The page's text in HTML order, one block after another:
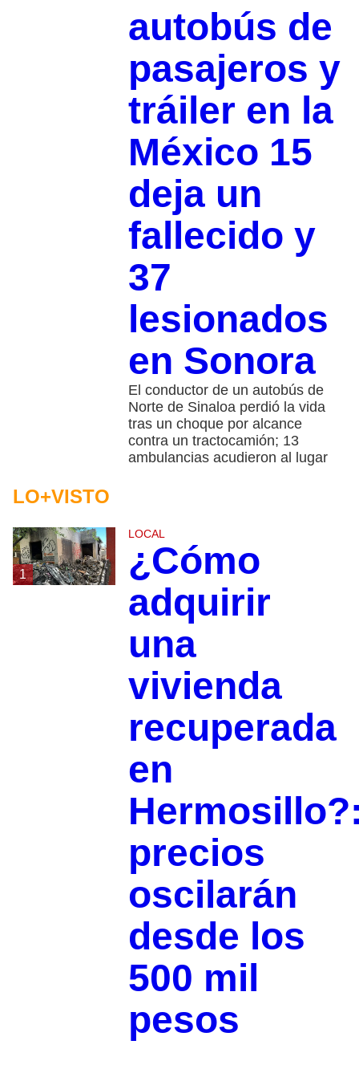
autobús de
pasajeros y
tráiler en la
México 15
deja un
fallecido y
37
lesionados
en Sonora
El conductor de un autobús de
Norte de Sinaloa perdió la vida
tras un choque por alcance
contra un tractocamión; 13
ambulancias acudieron al lugar
LO+VISTO
1
LOCAL
¿Cómo
adquirir
una
vivienda
recuperada
en
precios
oscilarán
desde los
500 mil
pesos